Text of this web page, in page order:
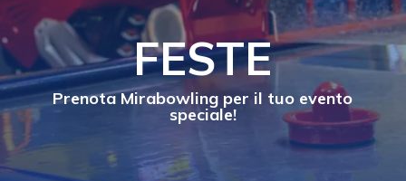
FESTE
Prenota Mirabowling per il tuo evento
speciale!